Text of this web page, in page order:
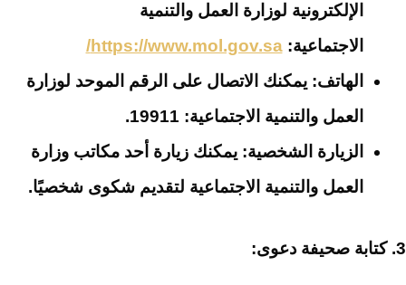
الإلكترونية لوزارة العمل والتنمية
الاجتماعية:https://www.mol.gov.sa/
الهاتف: يمكنك الاتصال على الرقم الموحد لوزارة
العمل والتنمية الاجتماعية: 19911.
الزيارة الشخصية: يمكنك زيارة أحد مكاتب وزارة
العمل والتنمية الاجتماعية لتقديم شكوى شخصيًا.
3. كتابة صحيفة دعوى: